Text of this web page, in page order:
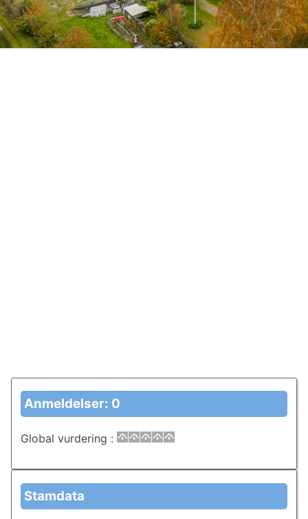
Anmeldelser: 0
Global vurdering :
Stamdata